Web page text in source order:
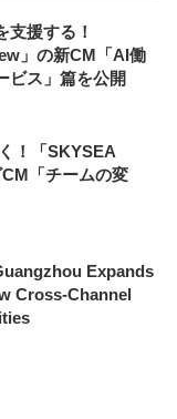
支援する！
」の新CM「AI働
ビス」篇を公開
！「SKYSEA
「チームの変
Expands
Cross-Channel